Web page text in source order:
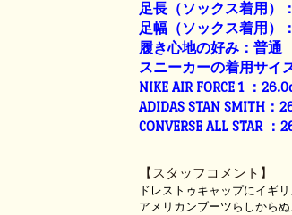
足長（ソックス着用）
足幅（ソックス着用）
履き心地の好み：普通
スニーカーの着用サイ
NIKE AIR FORCE 1 ：
ADIDAS STAN SMITH：
CONVERSE ALL STAR ：
【スタッフコメント】
ドレストゥキャップにイギ
アメリカンブーツらしから